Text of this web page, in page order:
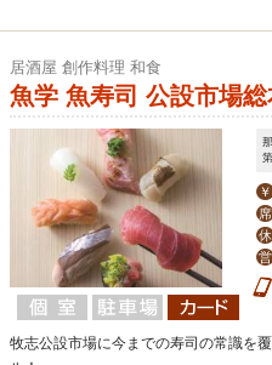
居酒屋 創作料理 和食
魚学 魚寿司 公設市場
￥
席
休
営
牧志公設市場に今までの寿司の常識を